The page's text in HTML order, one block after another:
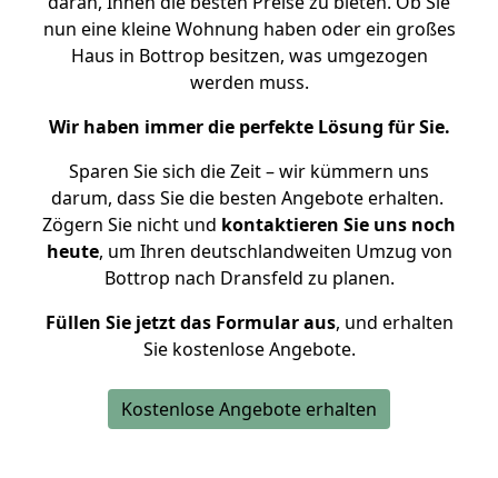
nun eine kleine Wohnung haben oder ein großes
Haus in Bottrop besitzen, was umgezogen
werden muss.
Wir haben immer die perfekte Lösung für Sie.
Sparen Sie sich die Zeit – wir kümmern uns
darum, dass Sie die besten Angebote erhalten.
Zögern Sie nicht und kontaktieren Sie uns noch
heute, um Ihren deutschlandweiten Umzug von
Bottrop nach Dransfeld zu planen.
Füllen Sie jetzt das Formular aus, und erhalten
Sie kostenlose Angebote.
Kostenlose Angebote erhalten